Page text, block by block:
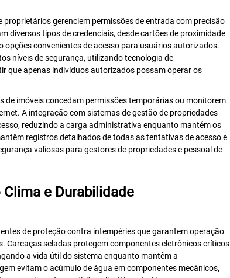
gerenciem permissões de entrada com precisão
diversos tipos de credenciais, desde cartões de proximidade
convenientes de acesso para usuários autorizados.
níveis de segurança, utilizando tecnologia de
que apenas indivíduos autorizados possam operar os
de imóveis concedam permissões temporárias ou monitorem
A integração com sistemas de gestão de propriedades
reduzindo a carga administrativa enquanto mantém os
registros detalhados de todas as tentativas de acesso e
valiosas para gestores de propriedades e pessoal de
e Durabilidade
de proteção contra intempéries que garantem operação
Carcaças seladas protegem componentes eletrônicos críticos
a vida útil do sistema enquanto mantêm a
evitam o acúmulo de água em componentes mecânicos,